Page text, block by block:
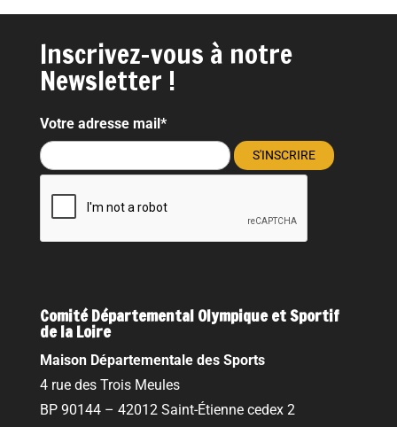
Inscrivez-vous à notre
Newsletter !
Votre adresse mail*
Comité Départemental Olympique et Sportif
de la Loire
Maison Départementale des Sports
4 rue des Trois Meules
BP 90144 – 42012 Saint-Étienne cedex 2